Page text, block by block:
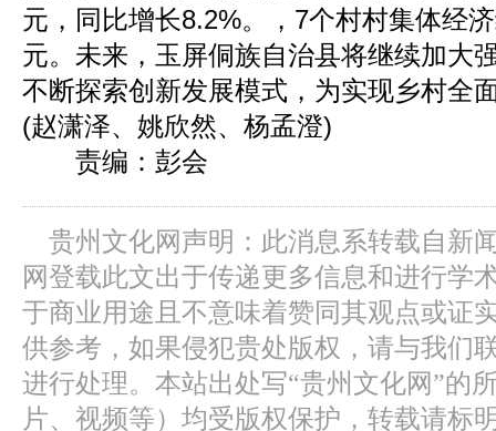
元，同比增长8.2%。，7个村村集体经
元。未来，玉屏侗族自治县将继续加大
不断探索创新发展模式，为实现乡村全
(赵潇泽、姚欣然、杨孟澄)
责编：彭会
贵州文化网声明：此消息系转载自新
网登载此文出于传递更多信息和进行学
于商业用途且不意味着赞同其观点或证
供参考，如果侵犯贵处版权，请与我们
进行处理。本站出处写“贵州文化网”的
片、视频等）均受版权保护，转载请标